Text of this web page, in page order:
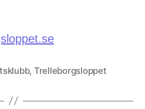
, Trelleborgsloppet